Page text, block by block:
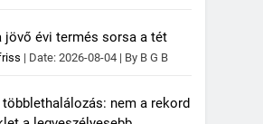
jövő évi termés sorsa a tét
Date: 2026-08-04 By B G B
nem a rekord